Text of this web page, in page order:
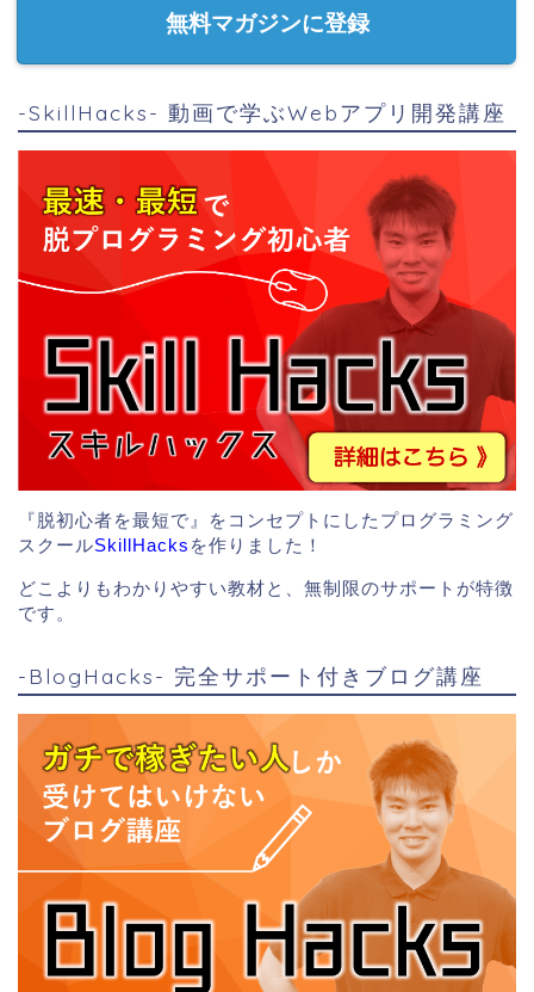
無料マガジンに登録
-SkillHacks- 動画で学ぶWebアプリ開発講座
『脱初心者を最短で』をコンセプトにしたプログラミング
スクールSkillHacks を作りました！
どこよりもわかりやすい教材と、無制限のサポートが特徴
です。
-BlogHacks- 完全サポート付きブログ講座